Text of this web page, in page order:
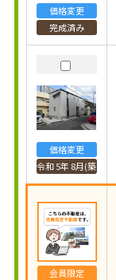
価格変更
完成済み
価格変更
令和 5年 8月(築
会員限定